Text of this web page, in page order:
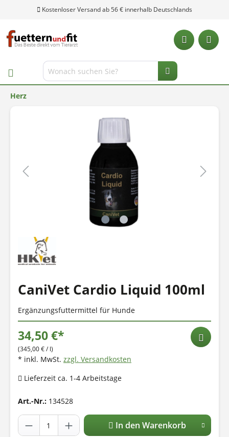
Kostenloser Versand ab 56 € innerhalb Deutschlands
Herz
CaniVet Cardio Liquid 100ml
Ergänzungsfuttermittel für Hunde
34,50 €*
(345,00 € / l)
* inkl. MwSt. zzgl. Versandkosten
Lieferzeit ca. 1-4 Arbeitstage
Art.-Nr.: 134528
In den Warenkorb